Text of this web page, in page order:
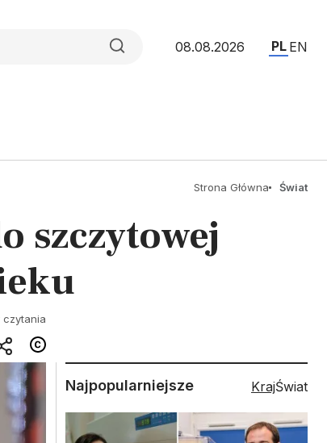
08.08.2026 PL EN
Strona Główna Świat
szczytowej
czytania
Najpopularniejsze KrajŚwiat